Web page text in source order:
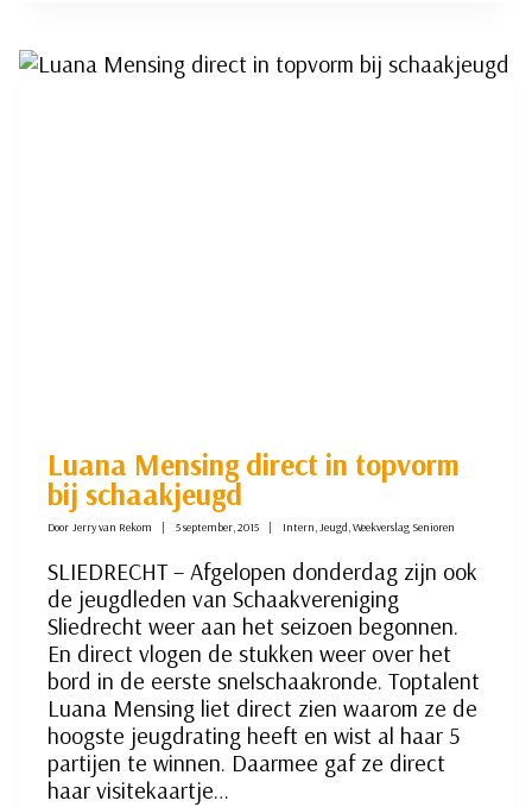
GIJSEN
Luana Mensing direct in topvorm
bij schaakjeugd
Door Jerry van Rekom 5 september, 2015 Intern,Jeugd,Weekverslag Senioren
SLIEDRECHT – Afgelopen donderdag zijn ook
de jeugdleden van Schaakvereniging
Sliedrecht weer aan het seizoen begonnen.
En direct vlogen de stukken weer over het
bord in de eerste snelschaakronde. Toptalent
Luana Mensing liet direct zien waarom ze de
hoogste jeugdrating heeft en wist al haar 5
partijen te winnen. Daarmee gaf ze direct
haar visitekaartje…